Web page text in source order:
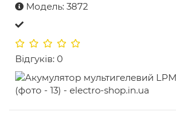
Модель: 3872
Відгуків: 0